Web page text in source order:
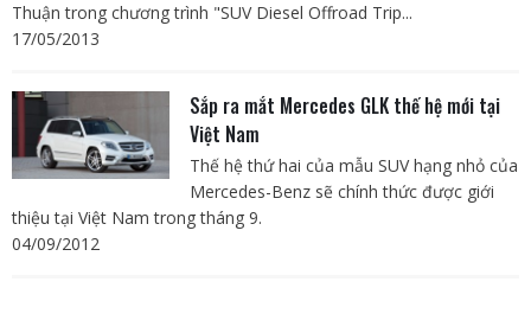
Thuận trong chương trình "SUV Diesel Offroad Trip...
17/05/2013
Sắp ra mắt Mercedes GLK thế hệ mới tại
Việt Nam
Thế hệ thứ hai của mẫu SUV hạng nhỏ của
Mercedes-Benz sẽ chính thức được giới
thiệu tại Việt Nam trong tháng 9.
04/09/2012